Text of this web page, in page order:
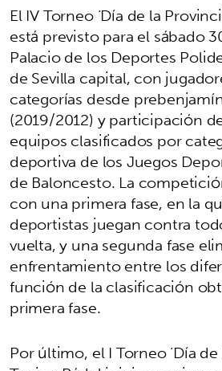
El IV Torneo ‘Día de la
está previsto para el sábado
Palacio de los Deportes
de Sevilla capital, con
categorías desde
(2019/2012) y participación
equipos clasificados por
deportiva de los Juegos
de Baloncesto. La
con una primera fase, en la
deportistas juegan contra
vuelta, y una segunda fase
enfrentamiento entre los
función de la clasificación
primera fase.
Por último, el I Torneo ‘Día